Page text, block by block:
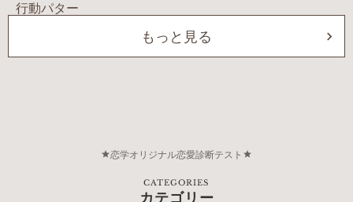
もっと見る
恋学オリジナル恋愛診断テスト
CATEGORIES
カテゴリー